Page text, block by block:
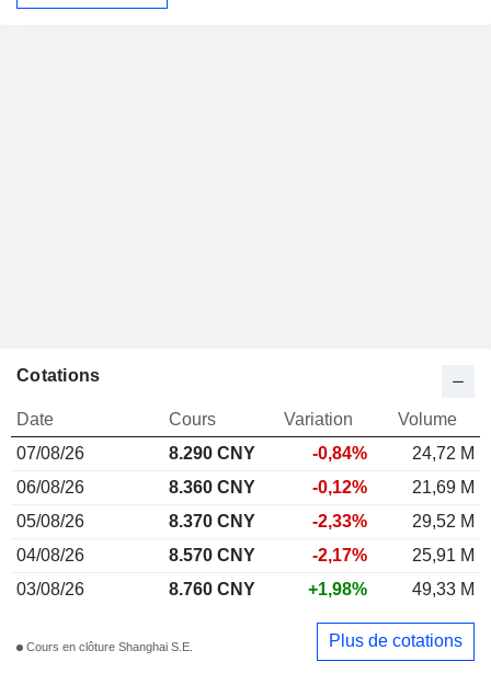
Cotations
Date Cours Variation
Volume
07/08/26
8.290 CNY -0,84%
24,72 M
06/08/26
8.360 CNY -0,12%
21,69 M
05/08/26
8.370 CNY -2,33%
29,52 M
04/08/26
8.570 CNY -2,17%
25,91 M
03/08/26
8.760 CNY +1,98% 49,33 M
Cours en clôture Shanghai S.E. Plus de cotations